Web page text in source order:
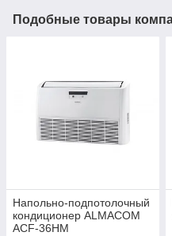
Подобные товары
Напольно-подпотолочный
кондиционер ALMACOM
ACF-36HM